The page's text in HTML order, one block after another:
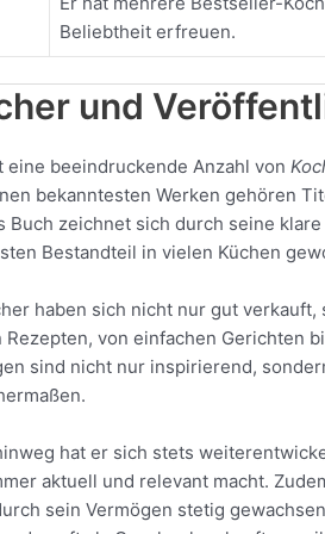
Beliebtheit erfreuen.
und
eine beeindruckende Anzahl von
bekanntesten Werken gehören
Buch zeichnet sich durch seine
Bestandteil in vielen Küchen
haben sich nicht nur gut
von einfachen Gerichten
sind nicht nur inspirierend,
hat er sich stets
aktuell und relevant macht.
sein Vermögen stetig